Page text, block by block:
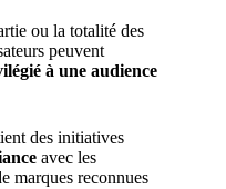
ou la totalité des
peuvent
à une audience
des initiatives
avec les
marques reconnues